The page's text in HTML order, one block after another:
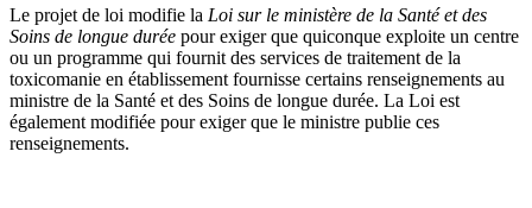
Le projet de loi modifie la Loi sur le ministère de la Santé et des
Soins de longue durée pour exiger que quiconque exploite un centre
ou un programme qui fournit des services de traitement de la
toxicomanie en établissement fournisse certains renseignements au
ministre de la Santé et des Soins de longue durée. La Loi est
également modifiée pour exiger que le ministre publie ces
renseignements.